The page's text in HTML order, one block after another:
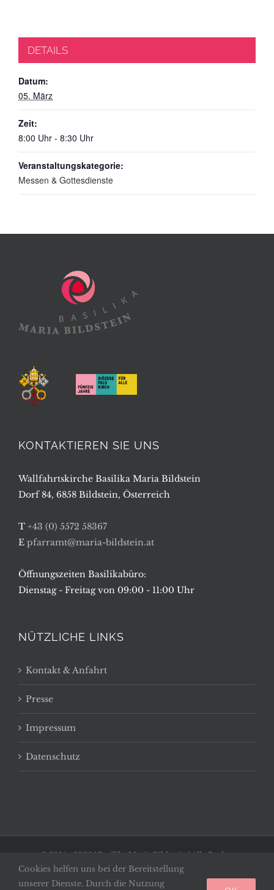
DETAILS
Datum:
05. März
Zeit:
8:00 Uhr - 8:30 Uhr
Veranstaltungskategorie:
Messen & Gottesdienste
KONTAKTIEREN SIE UNS
Wallfahrtskirche Basilika Maria Bildstein
Dorf 84, 6858 Bildstein, Österreich
T +43 (0) 5572 58367
E pfarramt@maria-bildstein.at
Öffnungszeiten Basilikabüro:
Dienstag - Freitag von 09:00 - 11:00 Uhr
NÜTZLICHE LINKS
Kontakt & Anfahrt
Presse
Impressum
Datenschutz
© 2014 - 2026 | Basilika Maria Bildstein | Alle Rechte
vorbehalten
Cookies helfen uns bei der Bereitstellung
unserer Dienste. Durch die Nutzung